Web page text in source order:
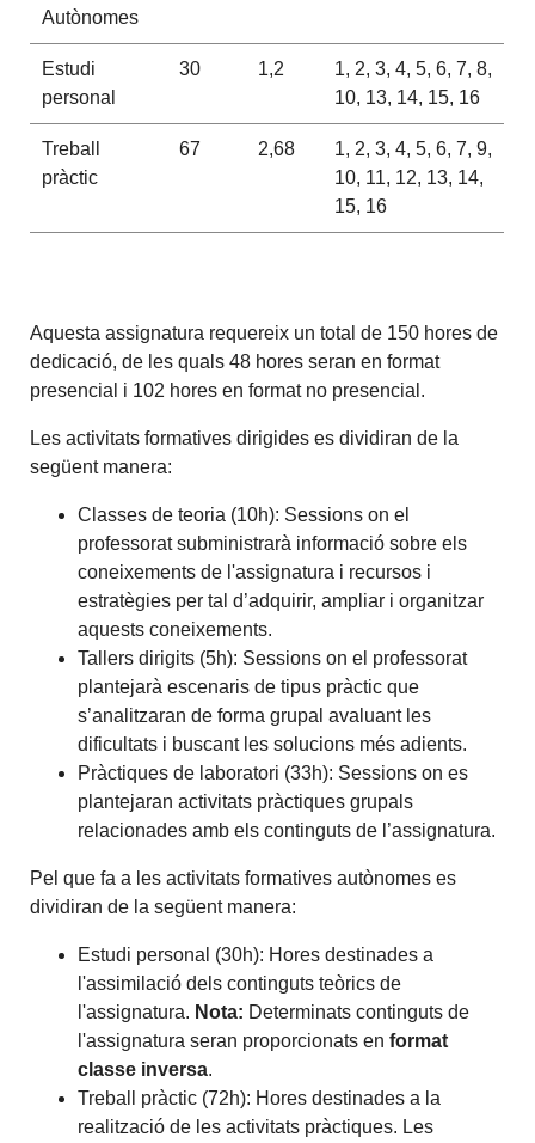
Autònomes
Estudi
personal
30 1,2
1, 2, 3, 4, 5, 6, 7, 8,
10, 13, 14, 15, 16
Treball
pràctic
67 2,68
1, 2, 3, 4, 5, 6, 7, 9,
10, 11, 12, 13, 14,
15, 16
Aquesta assignatura requereix un total de 150 hores de
dedicació, de les quals 48 hores seran en format
presencial i 102 hores en format no presencial.
Les activitats formatives dirigides es dividiran de la
següent manera:
Classes de teoria (10h): Sessions on el
professorat subministrarà informació sobre els
coneixements de l'assignatura i recursos i
estratègies per tal d’adquirir, ampliar i organitzar
aquests coneixements.
Tallers dirigits (5h): Sessions on el professorat
plantejarà escenaris de tipus pràctic que
s’analitzaran de forma grupal avaluant les
dificultats i buscant les solucions més adients.
Pràctiques de laboratori (33h): Sessions on es
plantejaran activitats pràctiques grupals
relacionades amb els continguts de l’assignatura.
Pel que fa a les activitats formatives autònomes es
dividiran de la següent manera:
Estudi personal (30h): Hores destinades a
l'assimilació dels continguts teòrics de
l'assignatura. Nota: Determinats continguts de
l'assignatura seran proporcionats enformat
classe inversa.
Treball pràctic (72h): Hores destinades a la
realització de les activitats pràctiques. Les